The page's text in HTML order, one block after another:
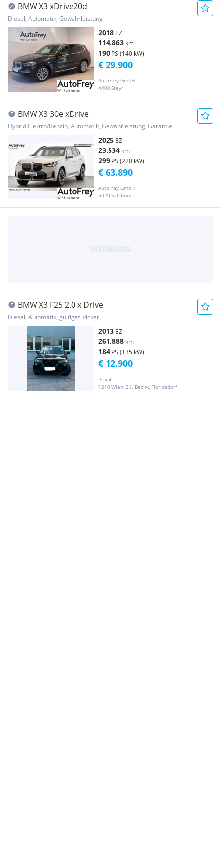
BMW X3 xDrive20d
Diesel, Automatik, Gewährleistung
2018 EZ
114.863 km
190 PS (140 kW)
AutoFrey GmbH
4400 Steyr
€ 29.900
BMW X3 30e xDrive
Hybrid Elektro/Benzin, Automatik, Gewährleistung, Garantie
2025 EZ
23.534 km
299 PS (220 kW)
AutoFrey GmbH
5020 Salzburg
€ 63.890
BMW X3 F25 2.0 x Drive
Diesel, Automatik, gültiges Pickerl
2013 EZ
261.888 km
184 PS (135 kW)
Privat
1210 Wien, 21. Bezirk, Floridsdorf
€ 12.900